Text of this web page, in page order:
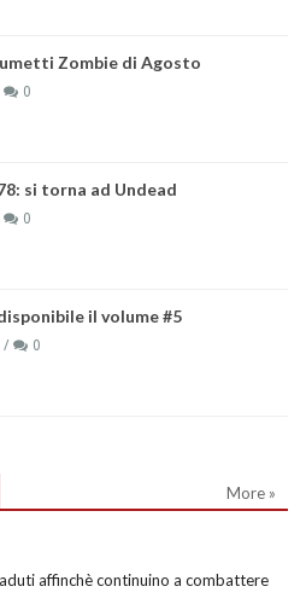
Zombie di Agosto
0
si torna ad Undead
0
il volume #5
0
More »
affinchè continuino a combattere